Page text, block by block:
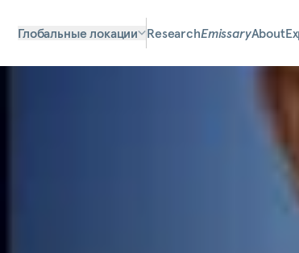
Глобальные локации ResearchEmissaryAbout